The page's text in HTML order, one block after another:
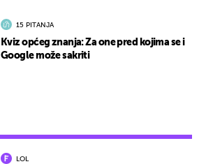
LOL
15 PITANJA
Kviz općeg znanja: Za one pred kojima se i
Google može sakriti